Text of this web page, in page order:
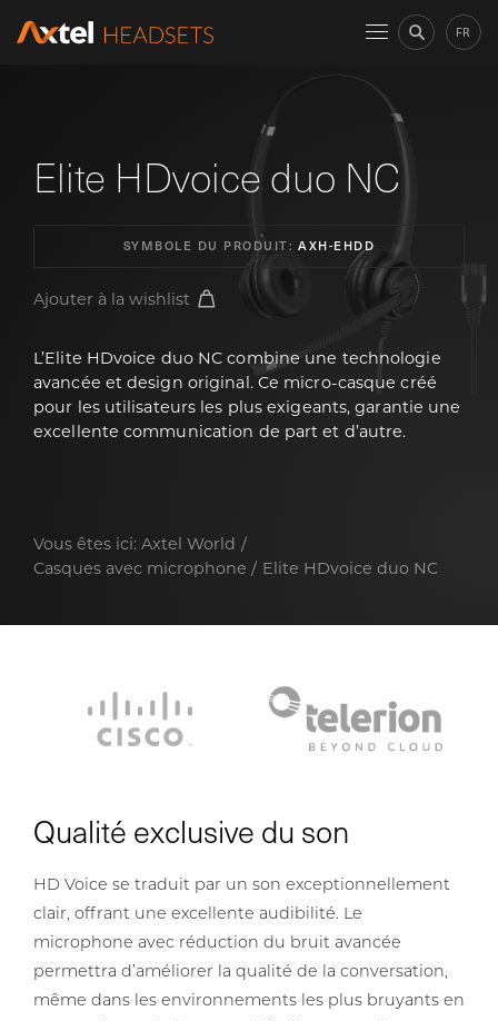
FR
Elite HDvoice duo NC
SYMBOLE DU PRODUIT: AXH-EHDD
Ajouter à la wishlist
L’Elite HDvoice duo NC combine une technologie
avancée et design original. Ce micro-casque créé
pour les utilisateurs les plus exigeants, garantie une
excellente communication de part et d’autre.
Vous êtes ici: Axtel World
Casques avec microphone
Elite HDvoice duo NC
Qualité exclusive du son
HD Voice se traduit par un son exceptionnellement
clair, offrant une excellente audibilité. Le
microphone avec réduction du bruit avancée
permettra d’améliorer la qualité de la conversation,
même dans les environnements les plus bruyants en